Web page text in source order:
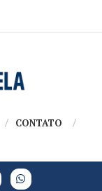
CONTATO